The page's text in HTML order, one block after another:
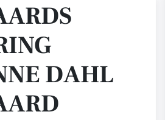
DAHL